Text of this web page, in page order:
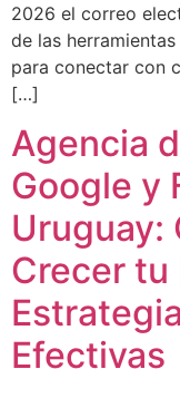
2026 el correo
de las
para conectar con
[…]
Agencia
Google y
Uruguay:
Crecer tu
Efectivas